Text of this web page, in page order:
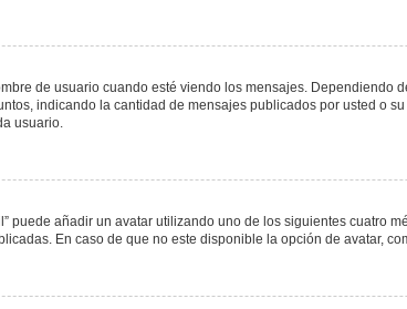
de usuario cuando esté viendo los mensajes. Dependiendo
indicando la cantidad de mensajes publicados por usted o
usuario.
puede añadir un avatar utilizando uno de los siguientes cuatro
En caso de que no este disponible la opción de avatar,